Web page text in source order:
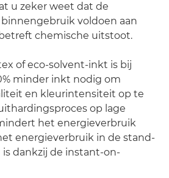
u zeker weet dat de
voldoen aan
chemische uitstoot.
of eco-solvent-inkt is bij
minder inkt nodig om
en kleurintensiteit op te
op lage
het energieverbruik
energieverbruik in de stand-
is dankzij de instant-on-